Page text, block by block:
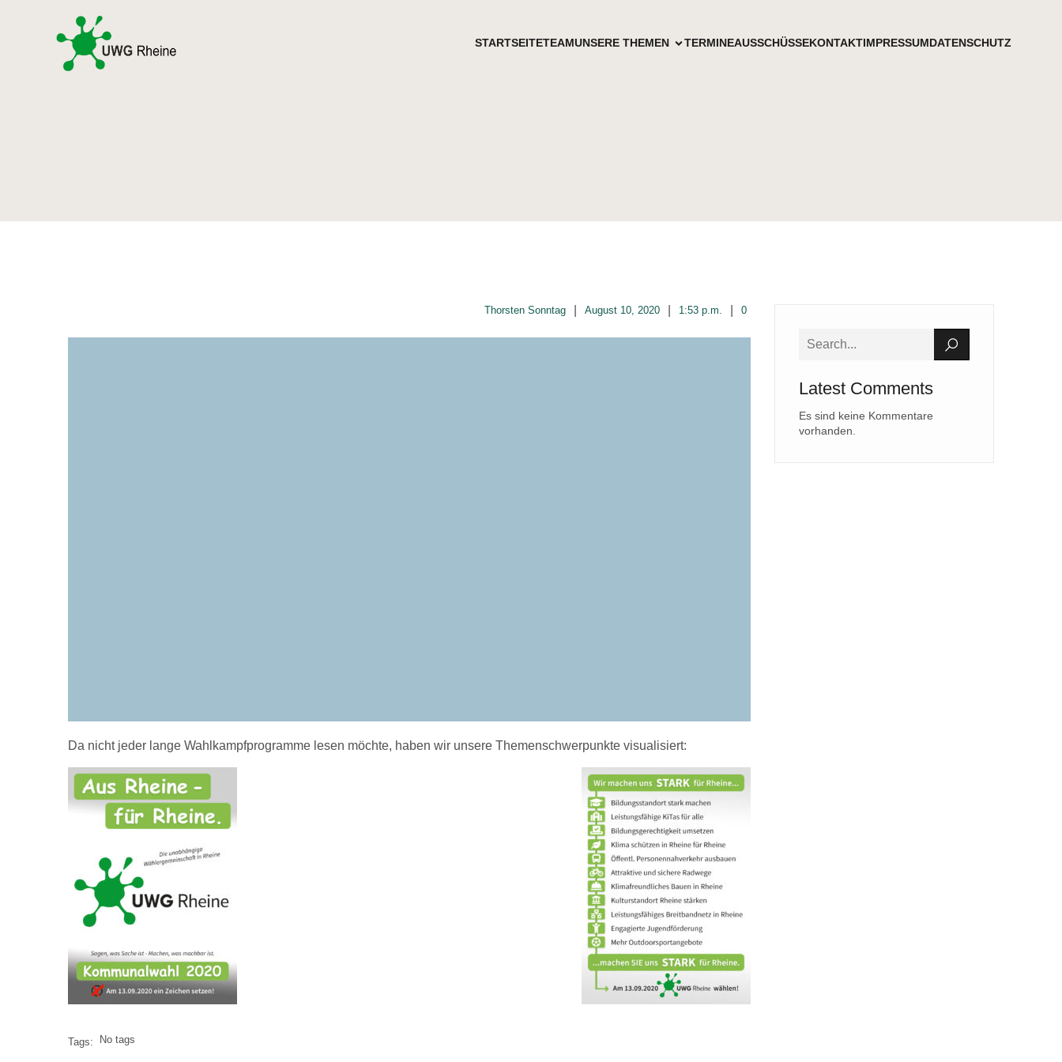
STARTSEITETEAMUNSERE THEMEN TERMINEAUSSCHÜSSEKONTAKTIMPRESSUMDATENSCHUTZ
Thorsten Sonntag August 10, 2020 1:53 p.m. 0
Da nicht jeder lange Wahlkampfprogramme lesen möchte, haben wir unsere Themenschwerpunkte visualisiert:
Tags: No tags
Latest Comments
Es sind keine Kommentare
vorhanden.